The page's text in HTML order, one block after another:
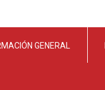
GENERAL